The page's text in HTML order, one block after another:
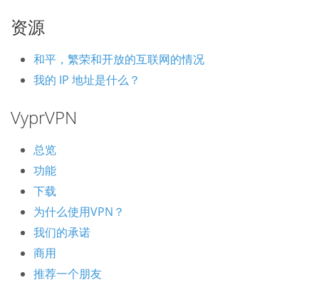
资源
和平，繁荣和开放的互联网的情况
我的 IP 地址是什么？
VyprVPN
总览
功能
下载
为什么使用VPN？
我们的承诺
商用
推荐一个朋友